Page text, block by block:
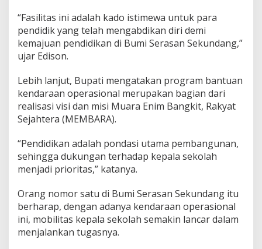
e
k
o
l
“Fasilitas ini adalah kado istimewa untuk para
pendidik yang telah mengabdikan diri demi
kemajuan pendidikan di Bumi Serasan Sekundang,”
ujar Edison.
Lebih lanjut, Bupati mengatakan program bantuan
kendaraan operasional merupakan bagian dari
realisasi visi dan misi Muara Enim Bangkit, Rakyat
Sejahtera (MEMBARA).
“Pendidikan adalah pondasi utama pembangunan,
sehingga dukungan terhadap kepala sekolah
menjadi prioritas,” katanya.
Orang nomor satu di Bumi Serasan Sekundang itu
berharap, dengan adanya kendaraan operasional
ini, mobilitas kepala sekolah semakin lancar dalam
menjalankan tugasnya.